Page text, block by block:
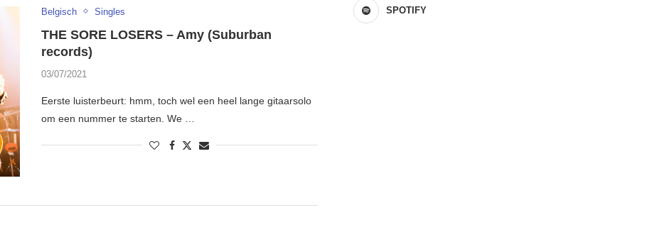
Belgisch Singles
THE SORE LOSERS – Amy (Suburban
records)
03/07/2021
Eerste luisterbeurt: hmm, toch wel een heel lange gitaarsolo
om een nummer te starten. We …
SPOTIFY